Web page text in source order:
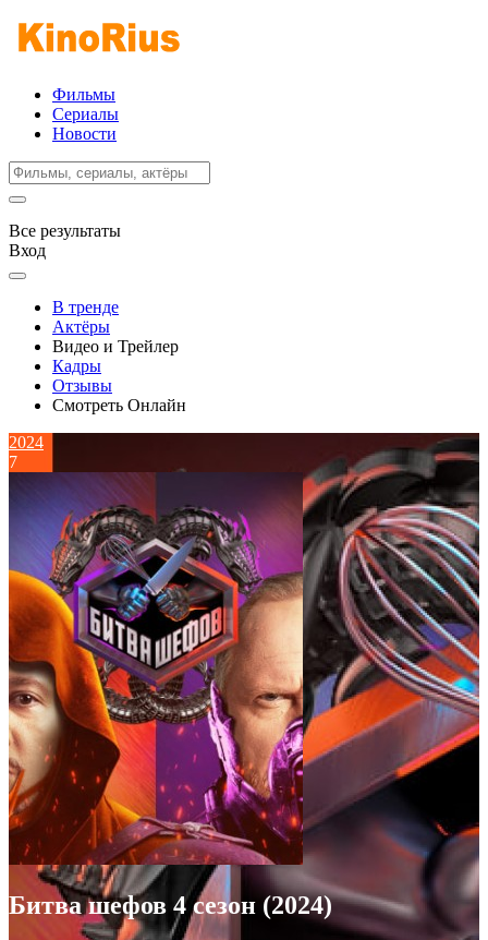
Фильмы
Сериалы
Новости
Все результаты
Вход
В тренде
Актёры
Видео и Трейлер
Кадры
Отзывы
Смотреть Онлайн
2024
7
Битва шефов 4 сезон (2024)